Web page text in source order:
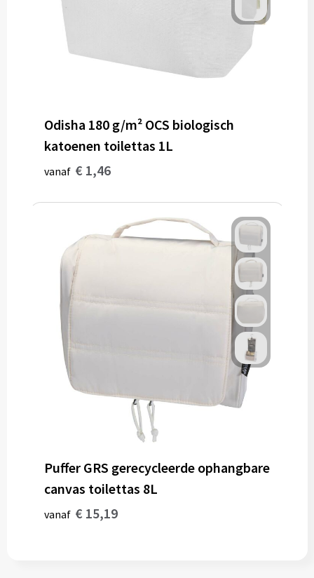
Odisha 180 g/m² OCS biologisch
katoenen toilettas 1L
vanaf € 1,46
Puffer GRS gerecycleerde ophangbare
canvas toilettas 8L
vanaf € 15,19